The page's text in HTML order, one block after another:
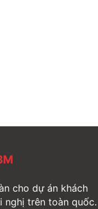
cho dự án khách
nghị trên toàn quốc.